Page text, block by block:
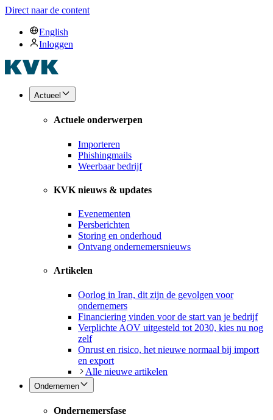
Direct naar de content
English
Inloggen
Actueel
Actuele onderwerpen
Importeren
Phishingmails
Weerbaar bedrijf
KVK nieuws & updates
Evenementen
Persberichten
Storing en onderhoud
Ontvang ondernemersnieuws
Artikelen
Oorlog in Iran, dit zijn de gevolgen voor
ondernemers
Financiering vinden voor de start van je bedrijf
Verplichte AOV uitgesteld tot 2030, kies nu nog
zelf
Onrust en risico, het nieuwe normaal bij import
en export
Alle nieuwe artikelen
Ondernemen
Ondernemersfase